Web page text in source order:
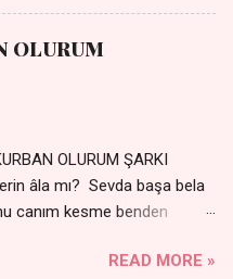
Geceler susmuyor Yaralı
bihare min Ez ji payizim Li
sayıklar Uykusuz
ve kederli
OLURUM
OLURUM ŞARKI
âla mı? Sevda başa bela
canım kesme benden
Ben sana yoldaş olurum
READ MORE »